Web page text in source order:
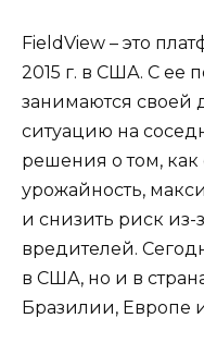
FieldView – это
2015 г. в США. С
занимаются своей
ситуацию на
решения о том,
урожайность,
и снизить риск
вредителей.
в США, но и в
Бразилии, Европе